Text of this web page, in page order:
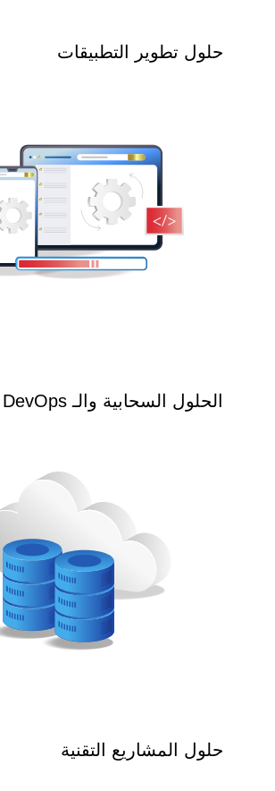
حلول تطوير التطبيقات
الحلول السحابية والـ DevOps
حلول المشاريع التقنية